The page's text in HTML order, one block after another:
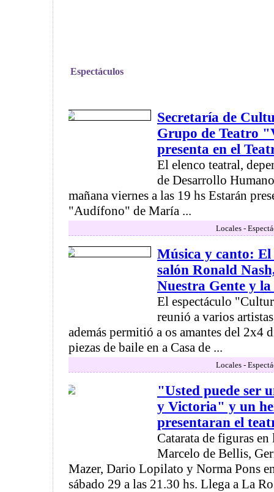
Espectáculos
Secretaría de
Grupo de Teatro
presenta en el
El elenco teatral,
de Desarrollo
mañana viernes a las 19 hs Estarán
"Audífono" de María ...
Locales -
Música y canto:
salón Ronald
Nuestra Gente y
El espectáculo
reunió a varios
además permitió a os amantes del 2x4
piezas de baile en a Casa de ...
Locales -
"Usted puede ser
y Victoria" y un
presentaran el
Catarata de figuras
Marcelo de Bellis,
Mazer, Dario Lopilato y Norma Pons
sábado 29 a las 21.30 hs. Llega a La